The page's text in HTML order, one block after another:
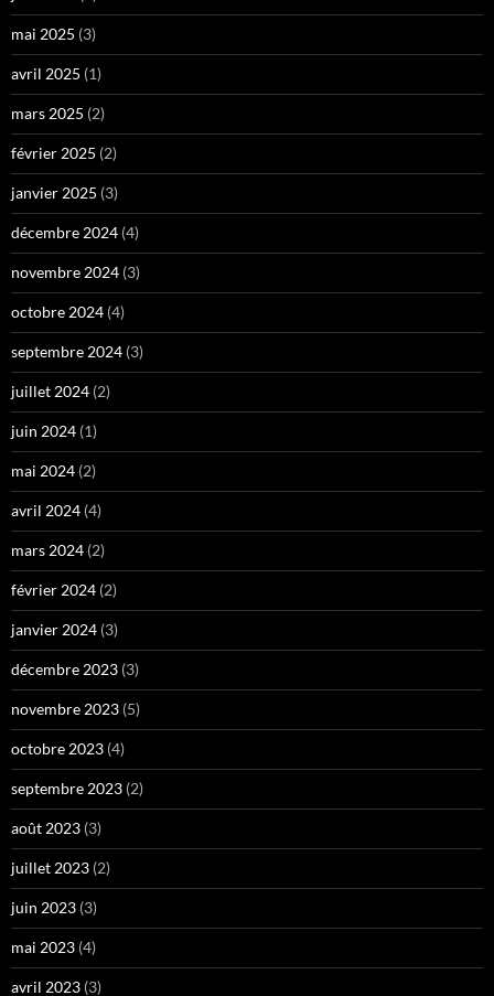
mai 2025 (3)
avril 2025 (1)
mars 2025 (2)
février 2025 (2)
janvier 2025 (3)
décembre 2024 (4)
novembre 2024 (3)
octobre 2024 (4)
septembre 2024 (3)
juillet 2024 (2)
juin 2024 (1)
mai 2024 (2)
avril 2024 (4)
mars 2024 (2)
février 2024 (2)
janvier 2024 (3)
décembre 2023 (3)
novembre 2023 (5)
octobre 2023 (4)
septembre 2023 (2)
août 2023 (3)
juillet 2023 (2)
juin 2023 (3)
mai 2023 (4)
avril 2023 (3)